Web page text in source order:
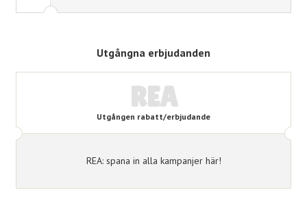
Utgångna erbjudanden
REA
Utgången rabatt/erbjudande
REA: spana in alla kampanjer här!